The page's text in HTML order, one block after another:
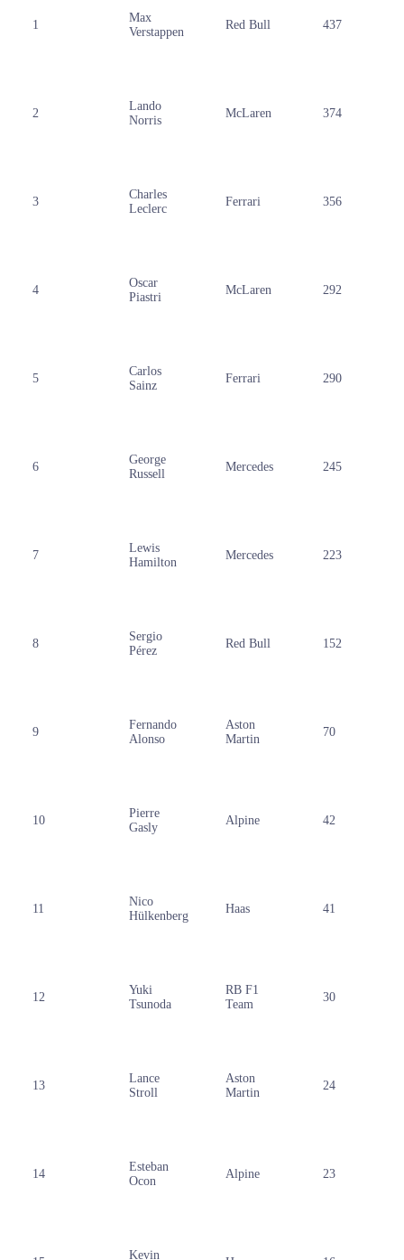
1
Max
Verstappen
Red Bull 437
2
Lando
Norris
McLaren 374
3
Charles
Leclerc
Ferrari 356
4
Oscar
Piastri
McLaren 292
5
Carlos
Sainz
Ferrari 290
6
George
Russell
Mercedes 245
7
Lewis
Hamilton
Mercedes 223
8
Sergio
Pérez
Red Bull 152
9
Fernando
Alonso
Aston
Martin
70
10
Pierre
Gasly
Alpine 42
11
Nico
Hülkenberg
Haas 41
12
Yuki
Tsunoda
RB F1
Team
30
13
Lance
Stroll
Aston
Martin
24
14
Esteban
Ocon
Alpine 23
Kevin